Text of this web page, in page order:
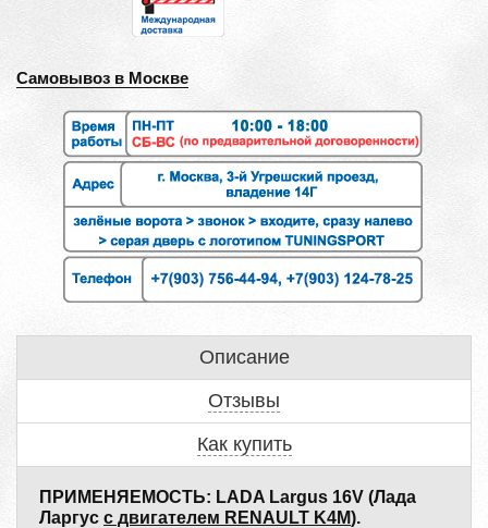
Самовывоз в Москве
Описание
Отзывы
Как купить
ПРИМЕНЯЕМОСТЬ: LADA Largus 16V (Лада
Ларгус с двигателем RENAULT K4M).